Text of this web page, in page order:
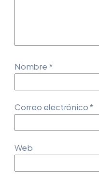
Nombre *
Correo electrónico*
Web